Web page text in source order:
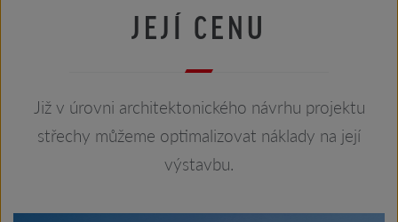
JEJÍ CENU
Již v úrovni architektonického návrhu projektu
střechy můžeme optimalizovat náklady na její
výstavbu.